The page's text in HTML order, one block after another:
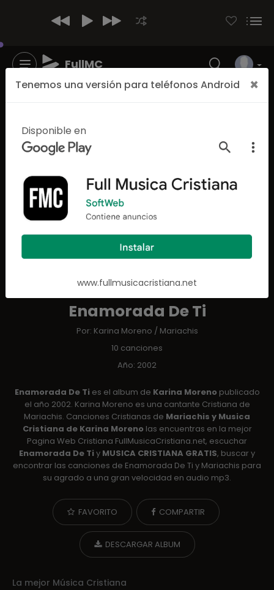
FullMC
Enamorada De Ti
Por: Karina Moreno / Mariachis
10 canciones
Año: 2002
Enamorada De Ti es el album de Karina Moreno publicado
el año 2002. Karina Moreno es una cantante Cristiana de
Mariachis. Canciones Cristianas de Mariachis y Musica
Cristiana de Karina Moreno las encuentras en la mejor
Pagina Web Cristiana FullMusicaCristiana.net, escuchar
Enamorada De Ti y MUSICA CRISTIANA GRATIS, buscar y
encontrar las canciones de Enamorada De Ti y Mariachis para
su agrado a una gran velocidad en audio mp3.
FAVORITO COMPARTIR
DESCARGAR ALBUM
La mejor Música Cristiana
Tenemos una versión para teléfonos Android ×
Disponible en
www.fullmusicacristiana.net